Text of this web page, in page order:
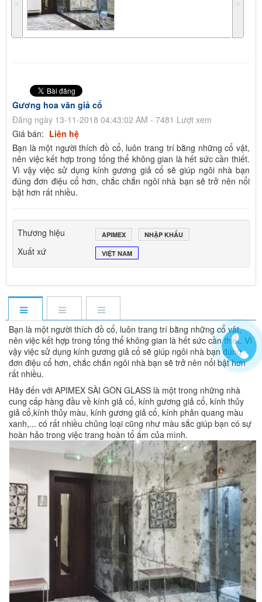
˂ ˃
Gương hoa văn giả cổ
Đăng ngày 13-11-2018 04:43:02 AM - 7481 Lượt xem
Giá bán: Liên hệ
Bạn là một người thích đồ cổ, luôn trang trí bằng những cổ vật,
nên việc kết hợp trong tổng thể không gian là hết sức cần thiết.
Vì vậy việc sử dụng kính gương giả cổ sẽ giúp ngôi nhà bạn
đúng đơn điệu cổ hơn, chắc chắn ngôi nhà bạn sẽ trở nên nổi
bật hơn rất nhiều.
Thương hiệu APIMEX NHẬP KHẨU
Xuất xứ VIỆT NAM
Bạn là một người thích đồ cổ, luôn trang trí bằng những cổ vật,
nên việc kết hợp trong tổng thể không gian là hết sức cần thiết. Vì
vậy việc sử dụng kính gương giả cổ sẽ giúp ngôi nhà bạn đúng
đơn điệu cổ hơn, chắc chắn ngôi nhà bạn sẽ trở nên nổi bật hơn
rất nhiều.
Hãy đến với APIMEX SÀI GÒN GLASS là một trong những nhà
cung cấp hàng đầu về kính giả cổ, kính gương giả cổ, kính thủy
giả cổ,kính thủy màu, kính gương giả cổ, kính phản quang màu
xanh,... có rất nhiều chủng loại cũng như màu sắc giúp bạn có sự
hoàn hảo trong việc trang hoàn tổ ấm của mình.